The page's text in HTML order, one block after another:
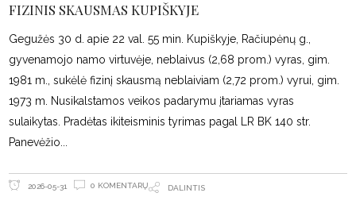
FIZINIS SKAUSMAS KUPIŠKYJE
Gegužės 30 d. apie 22 val. 55 min. Kupiškyje, Račiupėnų g.,
gyvenamojo namo virtuvėje, neblaivus (2,68 prom.) vyras, gim.
1981 m., sukėlė fizinį skausmą neblaiviam (2,72 prom.) vyrui, gim.
1973 m. Nusikalstamos veikos padarymu įtariamas vyras
sulaikytas. Pradėtas ikiteisminis tyrimas pagal LR BK 140 str.
Panevėžio
2026-05-31 0 KOMENTARŲ DALINTIS